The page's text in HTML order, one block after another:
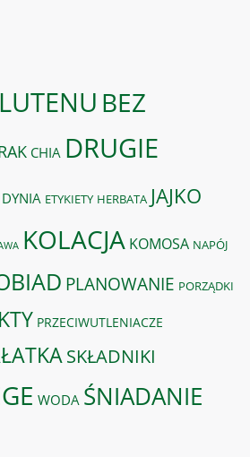
BEZ
CHIA DRUGIE
DYNIA ETYKIETY HERBATA JAJKO
KOLACJA KOMOSA NAPÓJ
PLANOWANIE PORZĄDKI
PRZECIWUTLENIACZE
SKŁADNIKI
WODA ŚNIADANIE